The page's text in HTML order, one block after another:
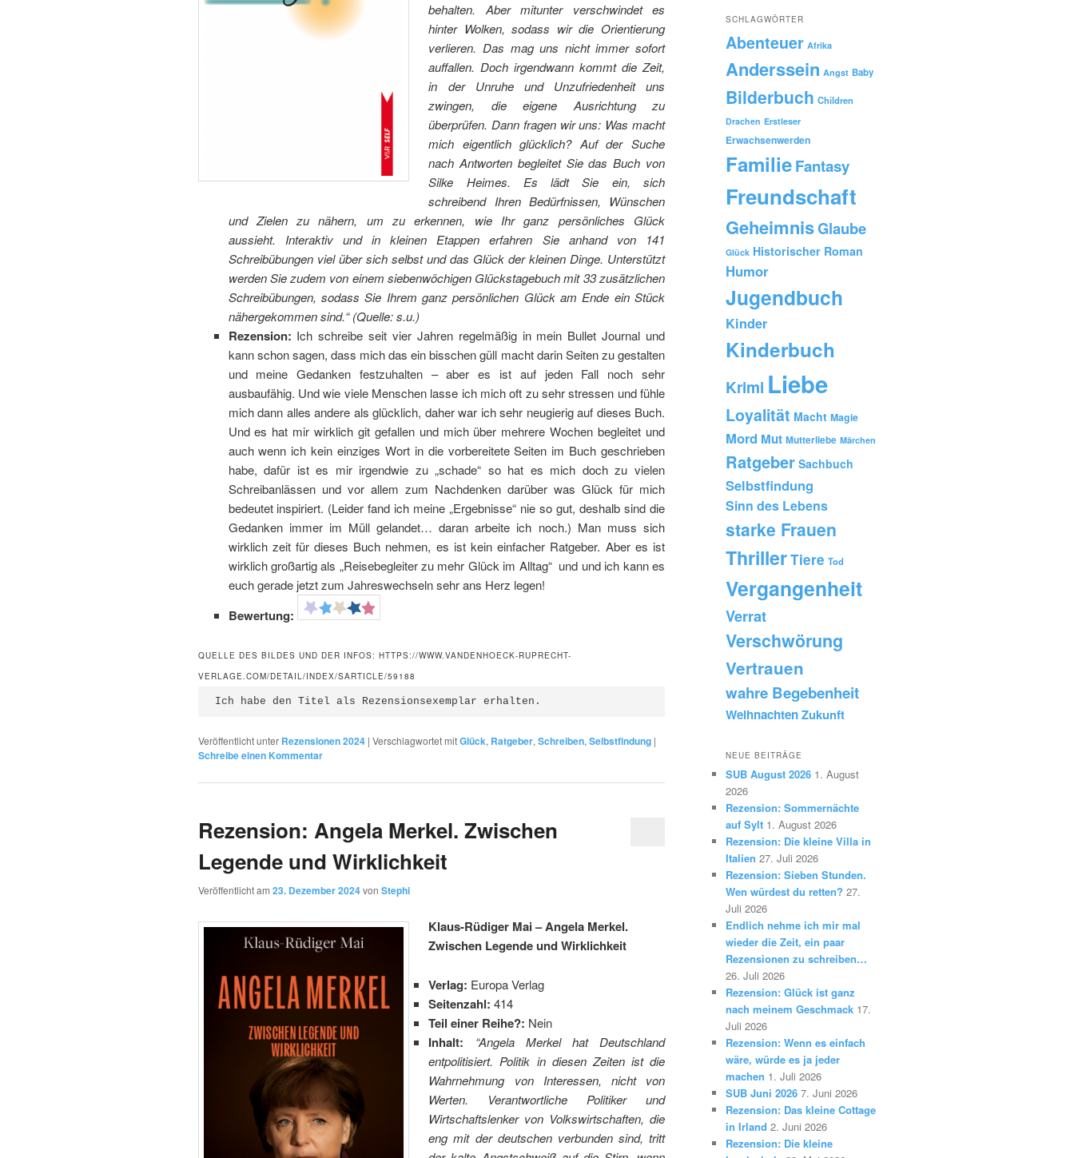
behalten. Aber mitunter verschwindet es
hinter Wolken, sodass wir die Orientierung
verlieren. Das mag uns nicht immer sofort
auffallen. Doch irgendwann kommt die Zeit,
in der Unruhe und Unzufriedenheit uns
zwingen, die eigene Ausrichtung zu
überprüfen. Dann fragen wir uns: Was macht
mich eigentlich glücklich? Auf der Suche
nach Antworten begleitet Sie das Buch von
Silke Heimes. Es lädt Sie ein, sich
schreibend Ihren Bedürfnissen, Wünschen
und Zielen zu nähern, um zu erkennen, wie Ihr ganz persönliches Glück
aussieht. Interaktiv und in kleinen Etappen erfahren Sie anhand von 141
Schreibübungen viel über sich selbst und das Glück der kleinen Dinge. Unterstützt
werden Sie zudem von einem siebenwöchigen Glückstagebuch mit 33 zusätzlichen
Schreibübungen, sodass Sie Ihrem ganz persönlichen Glück am Ende ein Stück
nähergekommen sind.“ (Quelle: s.u.)
Rezension: Ich schreibe seit vier Jahren regelmäßig in mein Bullet Journal und
kann schon sagen, dass mich das ein bisschen güll macht darin Seiten zu gestalten
und meine Gedanken festzuhalten – aber es ist auf jeden Fall noch sehr
ausbaufähig. Und wie viele Menschen lasse ich mich oft zu sehr stressen und fühle
mich dann alles andere als glücklich, daher war ich sehr neugierig auf dieses Buch.
Und es hat mir wirklich git gefallen und mich über mehrere Wochen begleitet und
auch wenn ich kein einziges Wort in die vorbereitete Seiten im Buch geschrieben
habe, dafür ist es mir irgendwie zu „schade“ so hat es mich doch zu vielen
Schreibanlässen und vor allem zum Nachdenken darüber was Glück für mich
bedeutet inspiriert. (Leider fand ich meine „Ergebnisse“ nie so gut, deshalb sind die
Gedanken immer im Müll gelandet… daran arbeite ich noch.) Man muss sich
wirklich zeit für dieses Buch nehmen, es ist kein einfacher Ratgeber. Aber es ist
wirklich großartig als „Reisebegleiter zu mehr Glück im Alltag“ und und ich kann es
euch gerade jetzt zum Jahreswechseln sehr ans Herz legen!
Bewertung:
QUELLE DES BILDES UND DER INFOS: HTTPS://WWW.VANDENHOECK-RUPRECHT-
VERLAGE.COM/DETAIL/INDEX/SARTICLE/59188
Ich habe den Titel als Rezensionsexemplar erhalten.
Veröffentlicht unter Rezensionen 2024 | Verschlagwortet mitGlück, Ratgeber, Schreiben, Selbstfindung |
Schreibe einen Kommentar
Rezension: Angela Merkel. Zwischen
Legende und Wirklichkeit
Veröffentlicht am 23. Dezember 2024von Stephi
Klaus-Rüdiger Mai – Angela Merkel.
Zwischen Legende und Wirklichkeit
Verlag: Europa Verlag
Seitenzahl:414
Teil einer Reihe?: Nein
Inhalt: “Angela Merkel hat Deutschland
entpolitisiert. Politik in diesen Zeiten ist die
Wahrnehmung von Interessen, nicht von
Werten. Verantwortliche Politiker und
Wirtschaftslenker von Volkswirtschaften, die
eng mit der deutschen verbunden sind, tritt
´s
hier…
SCHLAGWÖRTER
Abenteuer Afrika
Anderssein Angst Baby
Bilderbuch Children
Drachen Erstleser
Erwachsenwerden
FamilieFantasy
Freundschaft
GeheimnisGlaube
Glück Historischer Roman
Humor
Jugendbuch
Kinder
Kinderbuch
Krimi Liebe
Loyalität Macht Magie
Mord Mut Mutterliebe Märchen
Ratgeber Sachbuch
Selbstfindung
Sinn des Lebens
starke Frauen
ThrillerTiere Tod
Vergangenheit
Verrat
Verschwörung
Vertrauen
wahre Begebenheit
WeihnachtenZukunft
NEUE BEITRÄGE
SUB August 2026 1. August
2026
Rezension: Sommernächte
auf Sylt 1. August 2026
Rezension: Die kleine Villa in
Italien 27. Juli 2026
Rezension: Sieben Stunden.
Wen würdest du retten? 27.
Juli 2026
Endlich nehme ich mir mal
wieder die Zeit, ein paar
Rezensionen zu schreiben…
26. Juli 2026
Rezension: Glück ist ganz
nach meinem Geschmack 17.
Juli 2026
Rezension: Wenn es einfach
wäre, würde es ja jeder
machen 1. Juli 2026
SUB Juni 2026 7. Juni 2026
Rezension: Das kleine Cottage
in Irland 2. Juni 2026
Rezension: Die kleine